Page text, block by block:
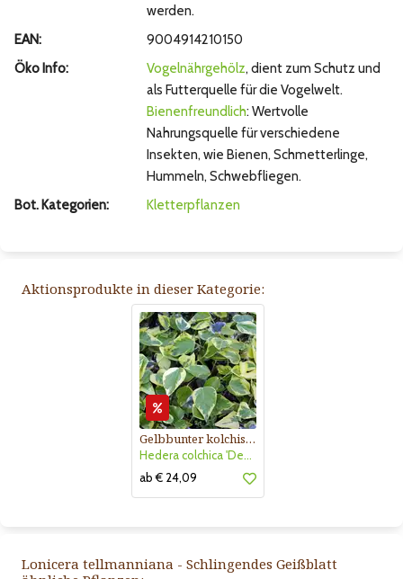
werden.
EAN:
9004914210150
Öko Info:
Vogelnährgehölz, dient zum Schutz und
als Futterquelle für die Vogelwelt.
Bienenfreundlich: Wertvolle
Nahrungsquelle für verschiedene
Insekten, wie Bienen, Schmetterlinge,
Hummeln, Schwebfliegen.
Bot. Kategorien:
Kletterpflanzen
Aktionsprodukte in dieser Kategorie:
Gelbbunter kolchischer Efeu
Hedera colchica 'Dentata Variegata'
ab € 24,09
Lonicera tellmanniana - Schlingendes Geißblatt